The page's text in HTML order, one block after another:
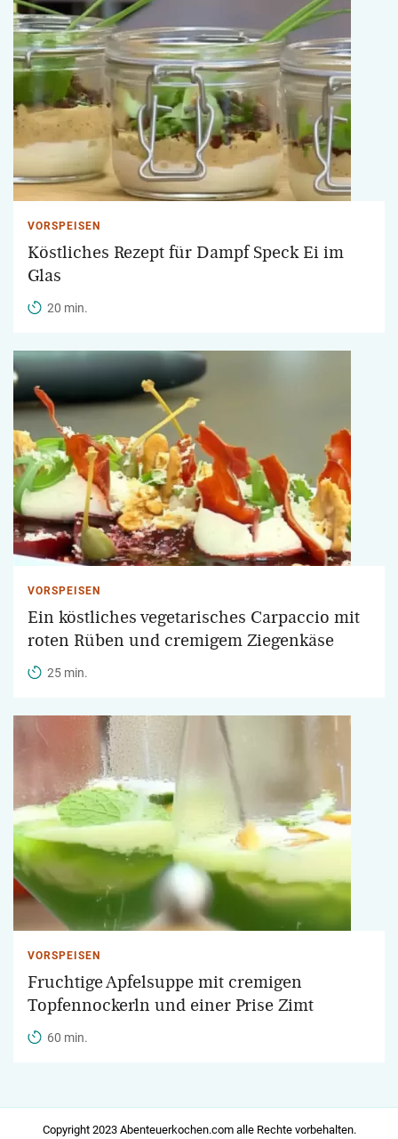
VORSPEISEN
Köstliches Rezept für Dampf Speck Ei im
Glas
20 min.
VORSPEISEN
Ein köstliches vegetarisches Carpaccio mit
roten Rüben und cremigem Ziegenkäse
25 min.
VORSPEISEN
Fruchtige Apfelsuppe mit cremigen
Topfennockerln und einer Prise Zimt
60 min.
Copyright 2023 Abenteuerkochen.com alle Rechte vorbehalten.